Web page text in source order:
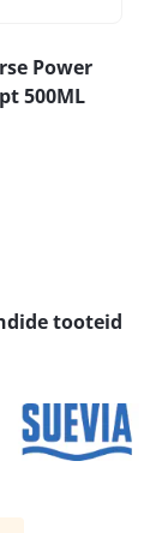
Power
500ML
tooteid